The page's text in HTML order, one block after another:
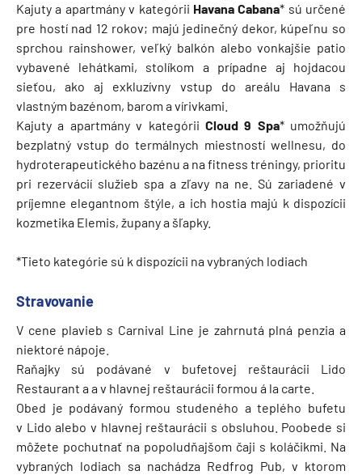
Kajuty a apartmány v kategórii Havana Cabana* sú určené
pre hostí nad 12 rokov; majú jedinečný dekor, kúpeľnu so
sprchou rainshower, veľký balkón alebo vonkajšie patio
vybavené lehátkami, stolíkom a prípadne aj hojdacou
sieťou, ako aj exkluzívny vstup do areálu Havana s
vlastným bazénom, barom a vírivkami.
Kajuty a apartmány v kategórii Cloud 9 Spa* umožňujú
bezplatný vstup do termálnych miestností wellnesu, do
hydroterapeutického bazénu a na fitness tréningy, prioritu
pri rezervácií služieb spa a zľavy na ne. Sú zariadené v
príjemne elegantnom štýle, a ich hostia majú k dispozícii
kozmetika Elemis, župany a šľapky.
*Tieto kategórie sú k dispozícii na vybraných lodiach
Stravovanie
V cene plavieb s Carnival Line je zahrnutá plná penzia a
niektoré nápoje.
Raňajky sú podávané v bufetovej reštaurácii Lido
Restaurant a a v hlavnej reštaurácii formou á la carte.
Obed je podávaný formou studeného a teplého bufetu
v Lido alebo v hlavnej reštaurácii s obsluhou. Poobede si
môžete pochutnať na popoludňajšom čaji s koláčikmi. Na
vybraných lodiach sa nachádza Redfrog Pub, v ktorom